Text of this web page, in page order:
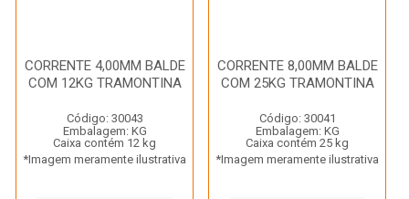
CORRENTE 4,00MM BALDE
COM 12KG TRAMONTINA
Código: 30043
Embalagem: KG
Caixa contém 12 kg
*Imagem meramente ilustrativa
CORRENTE 8,00MM BALDE
COM 25KG TRAMONTINA
Código: 30041
Embalagem: KG
Caixa contém 25 kg
*Imagem meramente ilustrativa